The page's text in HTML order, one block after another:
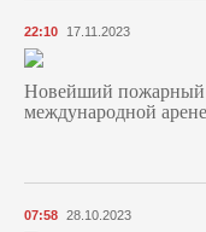
22:10 17.11.2023
Новейший
международной арене
07:58 28.10.2023